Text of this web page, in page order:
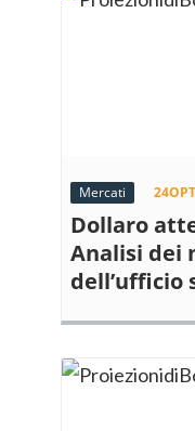
Mercati
Dollaro
Analisi dei
dell’ufficio